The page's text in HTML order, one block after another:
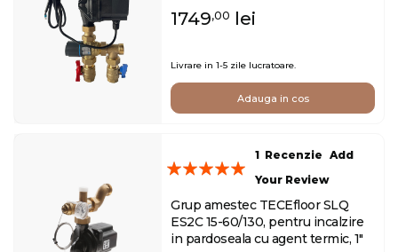
1749,00 lei
Livrare in 1-5 zile lucratoare.
Adauga in cos
Grup amestec TECEfloor SLQ
ES2C 15-60/130, pentru incalzire
in pardoseala cu agent termic, 1"
Evaluare:
100
% of100
1 Recenzie
Add
Your Review